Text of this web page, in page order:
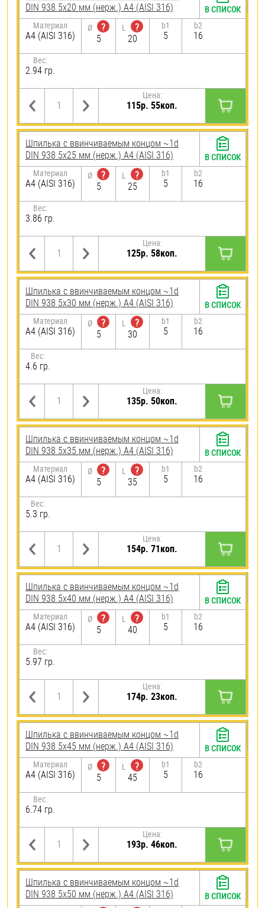
DIN 938 5х20 мм (нерж.) A4 (AISI 316)
Материал
A4 (AISI 316)
Ø
?
5
L
?
20
b1
5
b2
16
Вес:
2.94 гр.
Цена:
115р. 55коп.
В СПИСОК
Шпилька c ввинчиваемым концом ~1d
DIN 938 5х25 мм (нерж.) A4 (AISI 316)
Материал
A4 (AISI 316)
Ø
?
5
L
?
25
b1
5
b2
16
Вес:
3.86 гр.
Цена:
125р. 58коп.
В СПИСОК
Шпилька c ввинчиваемым концом ~1d
DIN 938 5х30 мм (нерж.) A4 (AISI 316)
Материал
A4 (AISI 316)
Ø
?
5
L
?
30
b1
5
b2
16
Вес:
4.6 гр.
Цена:
135р. 50коп.
В СПИСОК
Шпилька c ввинчиваемым концом ~1d
DIN 938 5х35 мм (нерж.) A4 (AISI 316)
Материал
A4 (AISI 316)
Ø
?
5
L
?
35
b1
5
b2
16
Вес:
5.3 гр.
Цена:
154р. 71коп.
В СПИСОК
Шпилька c ввинчиваемым концом ~1d
DIN 938 5х40 мм (нерж.) A4 (AISI 316)
Материал
A4 (AISI 316)
Ø
?
5
L
?
40
b1
5
b2
16
Вес:
5.97 гр.
Цена:
174р. 23коп.
В СПИСОК
Шпилька c ввинчиваемым концом ~1d
DIN 938 5х45 мм (нерж.) A4 (AISI 316)
Материал
A4 (AISI 316)
Ø
?
5
L
?
45
b1
5
b2
16
Вес:
6.74 гр.
Цена:
193р. 46коп.
В СПИСОК
Шпилька c ввинчиваемым концом ~1d
DIN 938 5х50 мм (нерж.) A4 (AISI 316)
В СПИСОК